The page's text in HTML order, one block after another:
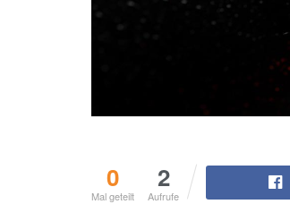
0
Mal geteilt
2
Aufrufe